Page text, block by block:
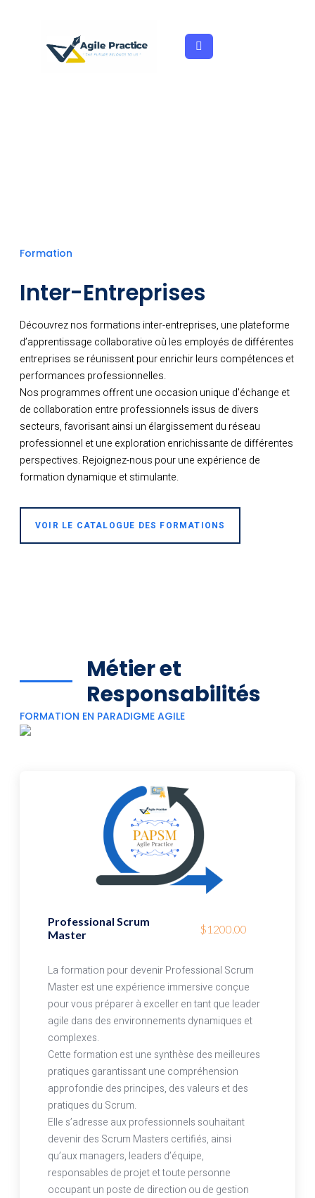
Formation
Inter-Entreprises
Découvrez nos formations inter-entreprises, une plateforme
d’apprentissage collaborative où les employés de différentes
entreprises se réunissent pour enrichir leurs compétences et
performances professionnelles.
Nos programmes offrent une occasion unique d’échange et
de collaboration entre professionnels issus de divers
secteurs, favorisant ainsi un élargissement du réseau
professionnel et une exploration enrichissante de différentes
perspectives. Rejoignez-nous pour une expérience de
formation dynamique et stimulante.
VOIR LE CATALOGUE DES FORMATIONS
Métier et
Responsabilités
FORMATION EN PARADIGME AGILE
Professional Scrum
Master
$1200.00
La formation pour devenir Professional Scrum
Master est une expérience immersive conçue
pour vous préparer à exceller en tant que leader
agile dans des environnements dynamiques et
complexes.
Cette formation est une synthèse des meilleures
pratiques garantissant une compréhension
approfondie des principes, des valeurs et des
pratiques du Scrum.
Elle s’adresse aux professionnels souhaitant
devenir des Scrum Masters certifiés, ainsi
qu’aux managers, leaders d’équipe,
responsables de projet et toute personne
occupant un poste de direction ou de gestion